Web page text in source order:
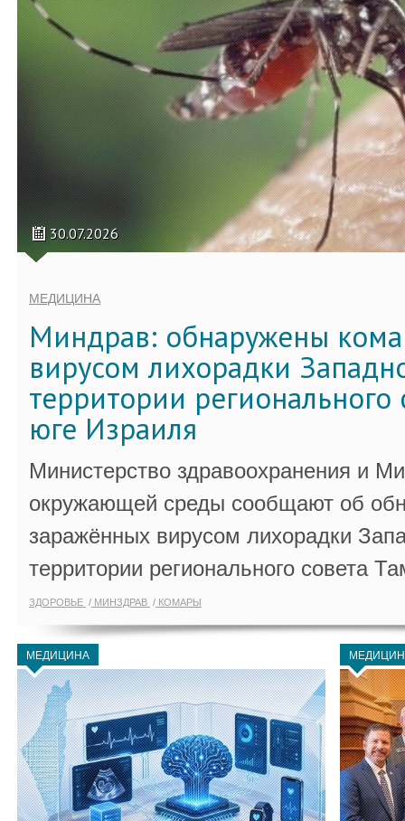
30.07.2026
МЕДИЦИНА
Миндрав: обнаружены
вирусом лихорадки
территории регионального
юге Израиля
Министерство здравоохранения и
окружающей среды сообщают об
заражённых вирусом лихорадки
территории регионального совета
ЗДОРОВЬЕ МИНЗДРАВ КОМАРЫ
МЕДИЦИНА